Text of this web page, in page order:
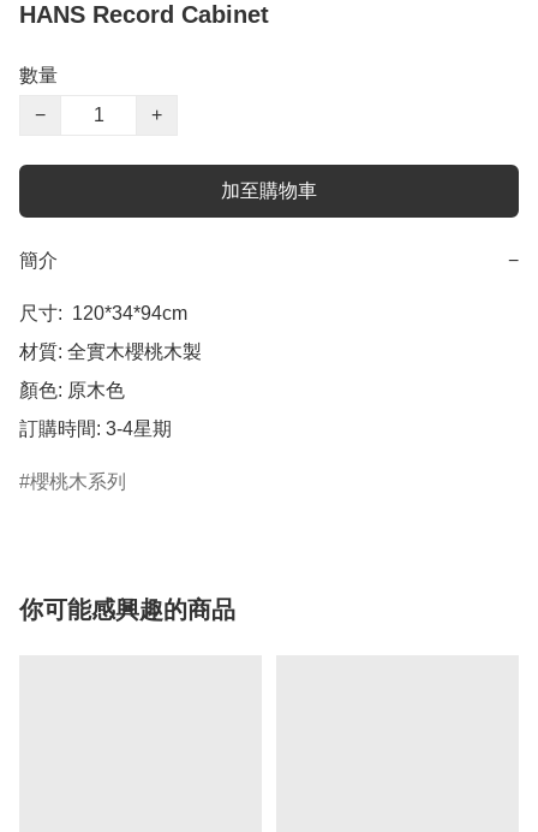
HANS Record Cabinet
數量
−
+
加至購物車
簡介 −
尺寸:  120*34*94cm
材質: 全實木櫻桃木製
顏色: 原木色
訂購時間: 3-4星期
櫻桃木系列
你可能感興趣的商品